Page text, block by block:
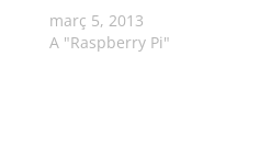
març 5, 2013
A "Raspberry Pi"